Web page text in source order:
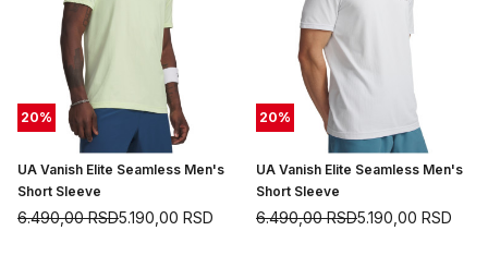
20%
UA Vanish Elite Seamless Men's
Short Sleeve
5.190,00 RSD
6.490,00RSD
20%
UA Vanish Elite Seamless Men's
Short Sleeve
5.190,00 RSD
6.490,00RSD